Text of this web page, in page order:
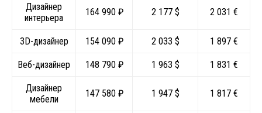
Дизайнер
интерьера
164 990 ₽ 2 177 $ 2 031 €
3D-дизайнер 154 090 ₽ 2 033 $ 1 897 €
Веб-дизайнер 148 790 ₽ 1 963 $ 1 831 €
Дизайнер
мебели
147 580 ₽ 1 947 $ 1 817 €